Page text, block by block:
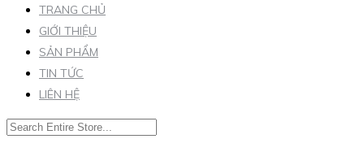
TRANG CHỦ
GIỚI THIỆU
SẢN PHẨM
TIN TỨC
LIÊN HỆ